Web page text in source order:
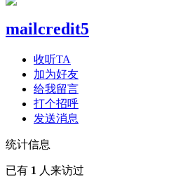
mailcredit5
收听TA
加为好友
给我留言
打个招呼
发送消息
统计信息
已有 1 人来访过